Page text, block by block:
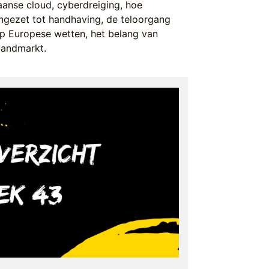
cloud, cyberdreiging, hoe
tot handhaving, de teloorgang
Europese wetten, het belang van